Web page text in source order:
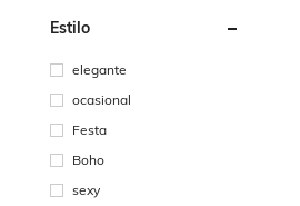
Estilo
elegante
ocasional
Festa
Boho
sexy